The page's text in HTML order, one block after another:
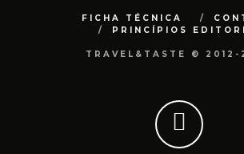
FICHA TÉCNICA
PRINCÍPIOS
TRAVEL&TASTE © 2012-